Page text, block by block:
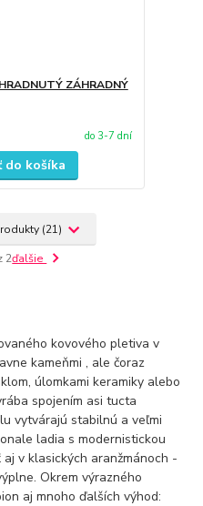
ZÁHRADNÝ
do 3-7 dní
do košíka
(21)
2ďalšie
kovového pletiva v
kameňmi , ale čoraz
úlomkami keramiky alebo
spojením asi tucta
vytvárajú stabilnú a veľmi
ladia s modernistickou
v klasických aranžmánoch -
Okrem výrazného
aj mnoho ďalších výhod: